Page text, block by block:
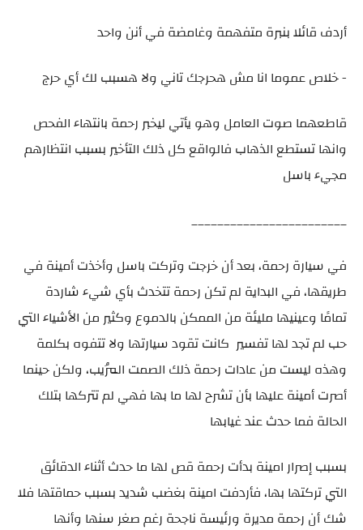
أردف قائلا بنبرة متفهمة وغامضة في أنن واحد
- خلاص عموما انا مش هحرجك تاني ولا هسبب لك أي حرج
قاطعهما صوت العامل وهو يأتي ليخبر رحمة بانتهاء الفحص
وانها تستطع الذهاب فالواقع كل ذلك التأخير بسبب انتظارهم
مجيء باسل
________________________
في سيارة رحمة، بعد أن خرجت وتركت باسل وأخذت أمينة في
طريقها، في البداية لم تكن رحمة تتخدث بأي شيء شاردة
تمامًا وعينيها مليئة من الممكن بالدموع وكثير من الأشياء التي
حب لم تجد لها تفسير كانت تقود سيارتها ولا تتفوه بكلمة
وهذه ليست من عادات رحمة ذلك الصمت المُريب، ولكن حينما
أصرت أمينة عليها بأن تشرح لها ما بها فهي لم تتركها بتلك
الحالة فما حدث عند غيابها
بسبب إصرار امينة بدأت رحمة قص لها ما حدث أثناء الدقائق
التي تركتها بها، فأردفت امينة بغضب شديد بسبب حماقتها فلا
شك أن رحمة مديرة ورئيسة ناجحة رغم صغر سنها وأنها